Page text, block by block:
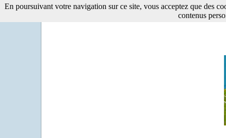
En poursuivant votre navigation sur ce site, vous acceptez que des
contenus